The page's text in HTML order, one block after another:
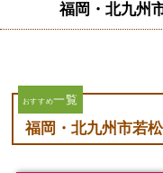
福岡・北九州
おすすめ一覧
福岡・北九州市若